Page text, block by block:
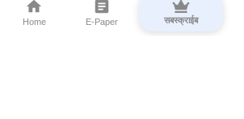
Home E-Paper सबस्क्राईब